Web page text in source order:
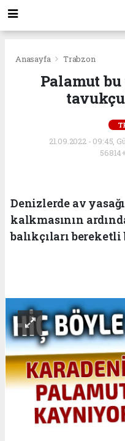
Anasayfa Trabzon
Palamut
21.09.2022 - 09:45,
Denizlerde av
kalkmasının
balıkçıları